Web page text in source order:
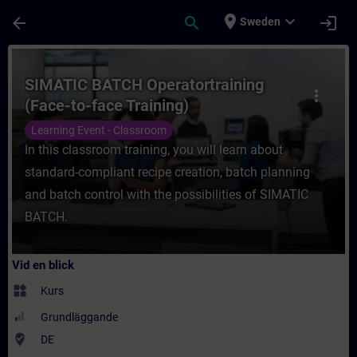
arrow_back search place Sweden expand_more login
Kurs - SIMATIC BATCH
more_vert
SIMATIC BATCH Operatortraining
(Face-to-face Training)
Learning Event - Classroom
In this classroom training, you will learn about
standard-compliant recipe creation, batch planning
and batch control with the possibilities of SIMATIC
BATCH.
Vid en blick
widgets Kurs
Grundläggande
where_to_vote DE